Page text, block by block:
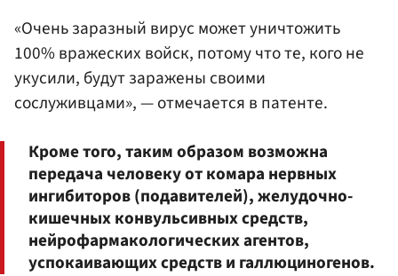
«Очень заразный вирус может уничтожить
100% вражеских войск, потому что те, кого не
укусили, будут заражены своими
сослуживцами», — отмечается в патенте.
Кроме того, таким образом возможна
передача человеку от комара нервных
ингибиторов (подавителей), желудочно-
кишечных конвульсивных средств,
нейрофармакологических агентов,
успокаивающих средств и галлюциногенов.